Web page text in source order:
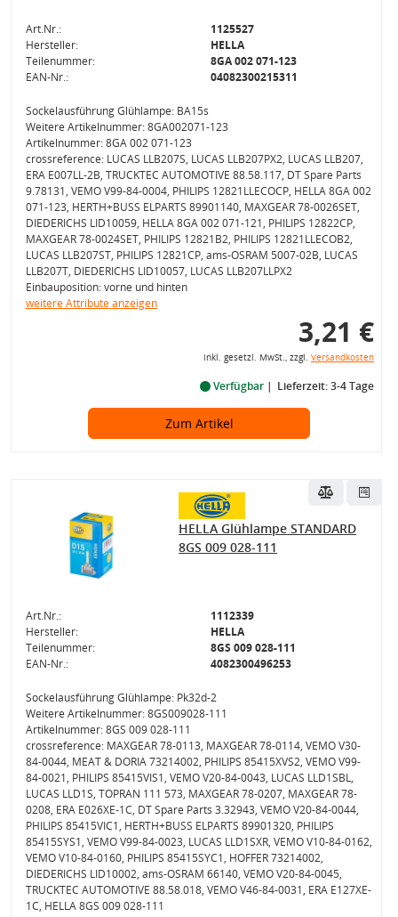
Art.Nr.:
1125527
Hersteller:
HELLA
Teilenummer:
8GA 002 071-123
EAN-Nr.:
04082300215311
Sockelausführung Glühlampe: BA15s
Weitere Artikelnummer: 8GA002071-123
Artikelnummer: 8GA 002 071-123
crossreference: LUCAS LLB207S, LUCAS LLB207PX2, LUCAS LLB207,
ERA E007LL-2B, TRUCKTEC AUTOMOTIVE 88.58.117, DT Spare Parts
9.78131, VEMO V99-84-0004, PHILIPS 12821LLECOCP, HELLA 8GA 002
071-123, HERTH+BUSS ELPARTS 89901140, MAXGEAR 78-0026SET,
DIEDERICHS LID10059, HELLA 8GA 002 071-121, PHILIPS 12822CP,
MAXGEAR 78-0024SET, PHILIPS 12821B2, PHILIPS 12821LLECOB2,
LUCAS LLB207ST, PHILIPS 12821CP, ams-OSRAM 5007-02B, LUCAS
LLB207T, DIEDERICHS LID10057, LUCAS LLB207LLPX2
Einbauposition: vorne und hinten
weitere Attribute anzeigen
3,21 €
inkl. gesetzl. MwSt., zzgl. Versandkosten
Verfügbar Lieferzeit: 3-4 Tage
Zum Artikel
HELLA Glühlampe STANDARD
8GS 009 028-111
Art.Nr.:
1112339
Hersteller:
HELLA
Teilenummer:
8GS 009 028-111
EAN-Nr.:
4082300496253
Sockelausführung Glühlampe: Pk32d-2
Weitere Artikelnummer: 8GS009028-111
Artikelnummer: 8GS 009 028-111
crossreference: MAXGEAR 78-0113, MAXGEAR 78-0114, VEMO V30-
84-0044, MEAT & DORIA 73214002, PHILIPS 85415XVS2, VEMO V99-
84-0021, PHILIPS 85415VIS1, VEMO V20-84-0043, LUCAS LLD1SBL,
LUCAS LLD1S, TOPRAN 111 573, MAXGEAR 78-0207, MAXGEAR 78-
0208, ERA E026XE-1C, DT Spare Parts 3.32943, VEMO V20-84-0044,
PHILIPS 85415VIC1, HERTH+BUSS ELPARTS 89901320, PHILIPS
85415SYS1, VEMO V99-84-0023, LUCAS LLD1SXR, VEMO V10-84-0162,
VEMO V10-84-0160, PHILIPS 85415SYC1, HOFFER 73214002,
DIEDERICHS LID10002, ams-OSRAM 66140, VEMO V20-84-0045,
TRUCKTEC AUTOMOTIVE 88.58.018, VEMO V46-84-0031, ERA E127XE-
1C, HELLA 8GS 009 028-111